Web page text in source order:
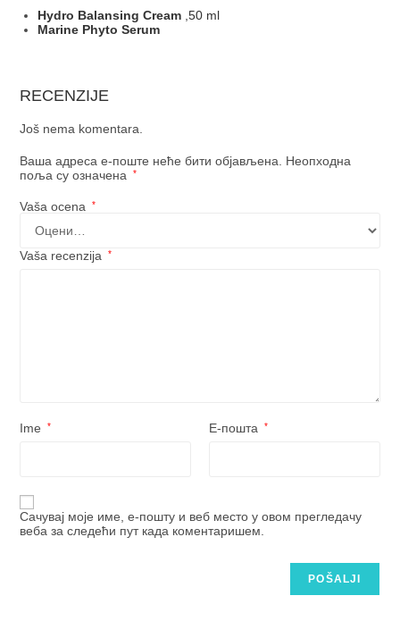
Hydro Balansing Cream ,50 ml
Marine Phyto Serum
RECENZIJE
Još nema komentara.
Ваша адреса е-поште неће бити објављена. Неопходна
поља су означена
*
Vaša ocena *
Vaša recenzija *
Ime * Е-пошта *
Сачувај моје име, е-пошту и веб место у овом прегледачу
веба за следећи пут када коментаришем.